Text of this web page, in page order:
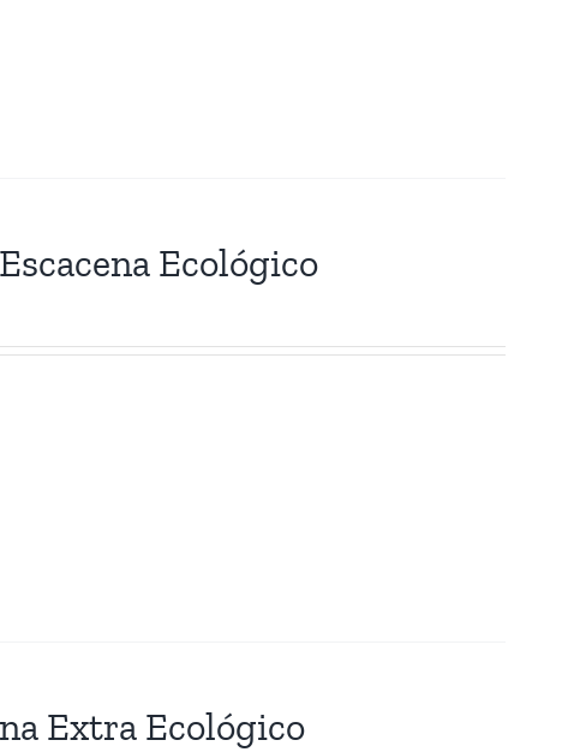
Ecológico
Extra Ecológico